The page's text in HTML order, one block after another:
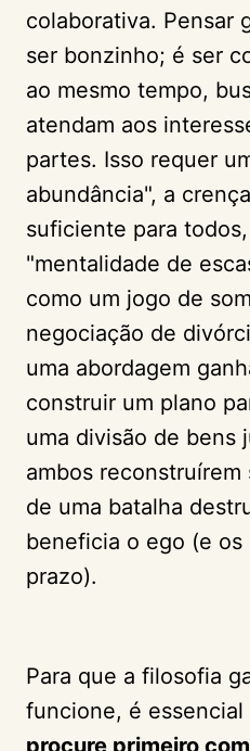
colaborativa. Pensar
ser bonzinho; é ser
ao mesmo tempo,
atendam aos
partes. Isso requer
abundância", a
suficiente para
"mentalidade de
como um jogo de
negociação de
uma abordagem
construir um plano
uma divisão de bens
ambos reconstruírem
de uma batalha
beneficia o ego (e
prazo).
Para que a filosofia
funcione, é
procure primeiro